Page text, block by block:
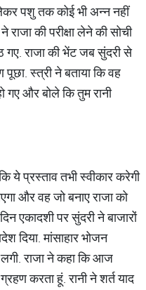
पशु तक कोई भी अन्न नहीं
की परीक्षा लेने की सोची
राजा की भेंट जब सुंदरी से
स्त्री ने बताया कि वह
गए और बोले कि तुम रानी
ये प्रस्ताव तभी स्वीकार करेगी
और वह जो बनाए राजा को
एकादशी पर सुंदरी ने बाजारों
दिया. मांसाहार भोजन
राजा ने कहा कि आज
करता हूं. रानी ने शर्त याद